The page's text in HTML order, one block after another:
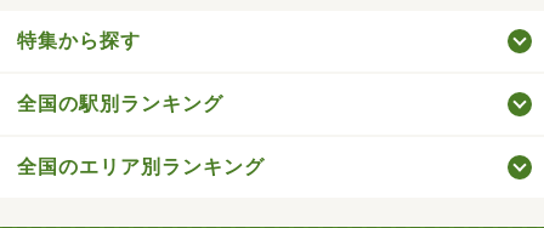
特集から探す
全国の駅別ランキング
全国のエリア別ランキング